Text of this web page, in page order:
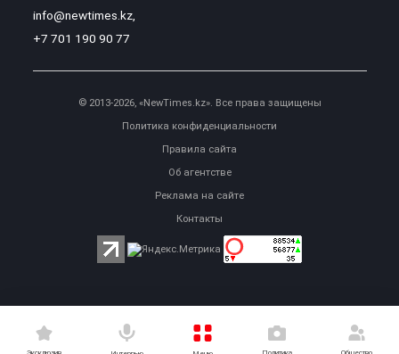
Эксклюзив Политика
info@newtimes.kz,
+7 701 190 90 77
© 2013-2026, «NewTimes.kz». Все права защищены
Политика конфиденциальности
Правила сайта
Об агентстве
Реклама на сайте
Контакты